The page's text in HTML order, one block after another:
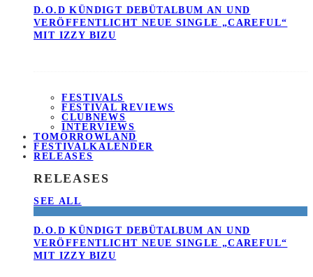
D.O.D KÜNDIGT DEBÜTALBUM AN UND
VERÖFFENTLICHT NEUE SINGLE „CAREFUL“
MIT IZZY BIZU
FESTIVALS
FESTIVAL REVIEWS
CLUBNEWS
INTERVIEWS
TOMORROWLAND
FESTIVALKALENDER
RELEASES
RELEASES
SEE ALL
D.O.D KÜNDIGT DEBÜTALBUM AN UND
VERÖFFENTLICHT NEUE SINGLE „CAREFUL“
MIT IZZY BIZU